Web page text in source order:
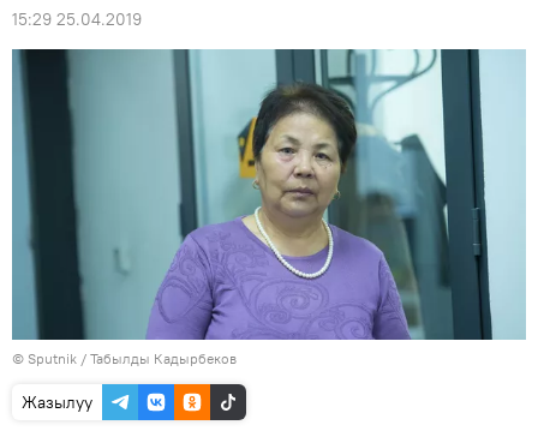
15:29 25.04.2019
© Sputnik / Табылды Кадырбеков
Жазылуу